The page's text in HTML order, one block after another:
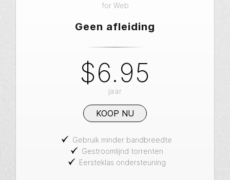
for Web
Geen afleiding
$6.95
jaar
KOOP NU
Gebruik minder bandbreedte
Gestroomlijnd torrenten
Eersteklas ondersteuning